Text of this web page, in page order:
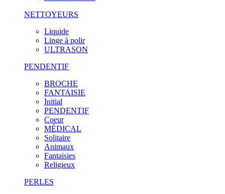
NETTOYEURS
Liquide
Linge à polir
ULTRASON
PENDENTIF
BROCHE
FANTAISIE
Initial
PENDENTIF
Coeur
MÉDICAL
Solitaire
Animaux
Fantaisies
Religieux
PERLES